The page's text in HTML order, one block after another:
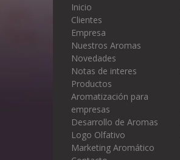
Inicio
Clientes
Empresa
Nuestros Aromas
Novedades
Notas de interes
Productos
Aromatización para
empresas
Desarrollo de Aromas
Logo Olfativo
Marketing Aromático